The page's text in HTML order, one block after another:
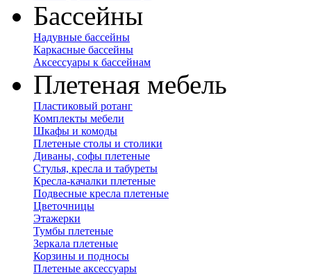
Бассейны
Надувные бассейны
Каркасные бассейны
Аксессуары к бассейнам
Плетеная мебель
Пластиковый ротанг
Комплекты мебели
Шкафы и комоды
Плетеные столы и столики
Диваны, софы плетеные
Стулья, кресла и табуреты
Кресла-качалки плетеные
Подвесные кресла плетеные
Цветочницы
Этажерки
Тумбы плетеные
Зеркала плетеные
Корзины и подносы
Плетеные аксессуары